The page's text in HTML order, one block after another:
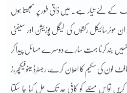
کے لئے تیار ہے۔ میں ذاتی طور پر سمجھتا ہوں
رکشوں کی لیگل پوزیشن اور سیفٹی
بند کرنا بہت سارے دوسرے مسائل پیدا کر
کی سکیم کا اعلان کرے، رجسٹرڈ مینوفیکچررز
تواس مسئلے کو کافی حد تک حل کیا جا سکتا